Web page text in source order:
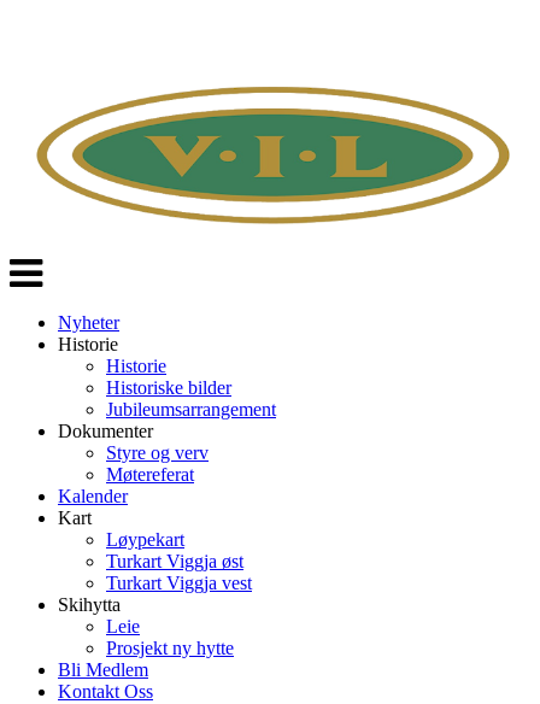
Veksle
navigasjon
Nyheter
Historie
Historie
Historiske bilder
Jubileumsarrangement
Dokumenter
Styre og verv
Møtereferat
Kalender
Kart
Løypekart
Turkart Viggja øst
Turkart Viggja vest
Skihytta
Leie
Prosjekt ny hytte
Bli Medlem
Kontakt Oss